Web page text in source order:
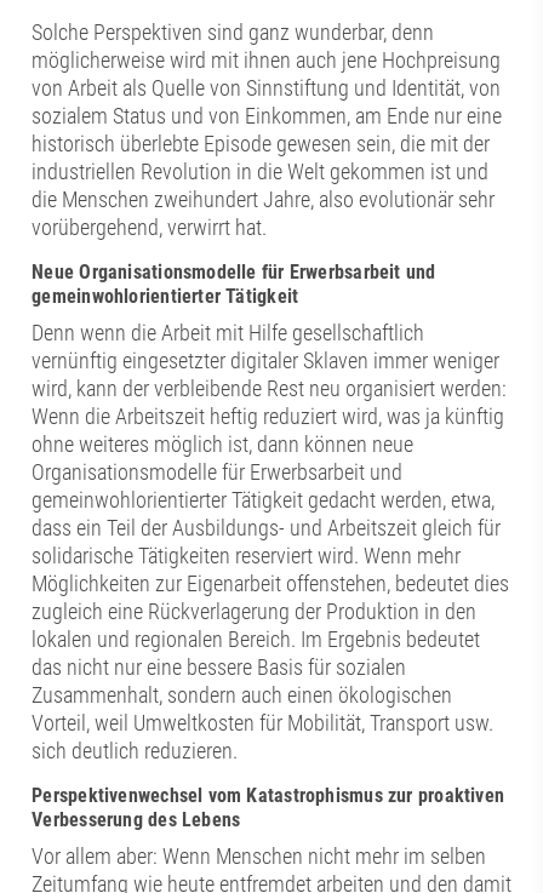
Solche Perspektiven sind ganz wunderbar, denn
möglicherweise wird mit ihnen auch jene Hochpreisung
von Arbeit als Quelle von Sinnstiftung und Identität, von
sozialem Status und von Einkommen, am Ende nur eine
historisch überlebte Episode gewesen sein, die mit der
industriellen Revolution in die Welt gekommen ist und
die Menschen zweihundert Jahre, also evolutionär sehr
vorübergehend, verwirrt hat.
Neue Organisationsmodelle für Erwerbsarbeit und
gemeinwohlorientierter Tätigkeit
Denn wenn die Arbeit mit Hilfe gesellschaftlich
vernünftig eingesetzter digitaler Sklaven immer weniger
wird, kann der verbleibende Rest neu organisiert werden:
Wenn die Arbeitszeit heftig reduziert wird, was ja künftig
ohne weiteres möglich ist, dann können neue
Organisationsmodelle für Erwerbsarbeit und
gemeinwohlorientierter Tätigkeit gedacht werden, etwa,
dass ein Teil der Ausbildungs- und Arbeitszeit gleich für
solidarische Tätigkeiten reserviert wird. Wenn mehr
Möglichkeiten zur Eigenarbeit offenstehen, bedeutet dies
zugleich eine Rückverlagerung der Produktion in den
lokalen und regionalen Bereich. Im Ergebnis bedeutet
das nicht nur eine bessere Basis für sozialen
Zusammenhalt, sondern auch einen ökologischen
Vorteil, weil Umweltkosten für Mobilität, Transport usw.
sich deutlich reduzieren.
Perspektivenwechsel vom Katastrophismus zur proaktiven
Verbesserung des Lebens
Vor allem aber: Wenn Menschen nicht mehr im selben
Zeitumfang wie heute entfremdet arbeiten und den damit